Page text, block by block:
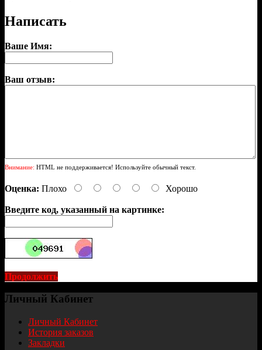
Написать
Ваше Имя:
Ваш отзыв:
Внимание: HTML не поддерживается! Используйте обычный текст.
Оценка: Плохо Хорошо
Введите код, указанный на картинке:
Продолжить
Личный Кабинет
Личный Кабинет
История заказов
Закладки